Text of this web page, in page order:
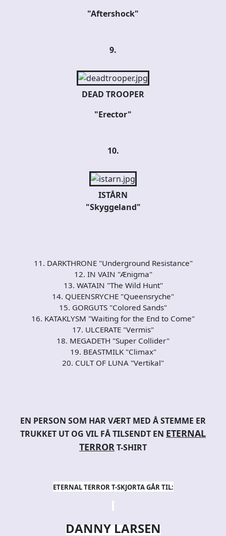
"Aftershock"
9.
DEAD TROOPER
"Erector"
10.
ISTÅRN
"Skyggeland"
11. DARKTHRONE "Underground Resistance"
12. IN VAIN "Ænigma"
13. WATAIN "The Wild Hunt"
14. QUEENSRYCHE "Queensryche"
15. GORGUTS "Colored Sands"
16. KATAKLYSM "Waiting for the End to Come"
17. ULCERATE "Vermis"
18. MEGADETH "Super Collider"
19. BEASTMILK "Climax"
20. CULT OF LUNA "Vertikal"
EN PERSON SOM HAR VÆRT MED Å STEMME ER
TRUKKET UT OG VIL FÅ TILSENDT EN ETERNAL
TERROR T-SHIRT
ETERNAL TERROR T-SKJORTA GÅR TIL:
DANNY LARSEN